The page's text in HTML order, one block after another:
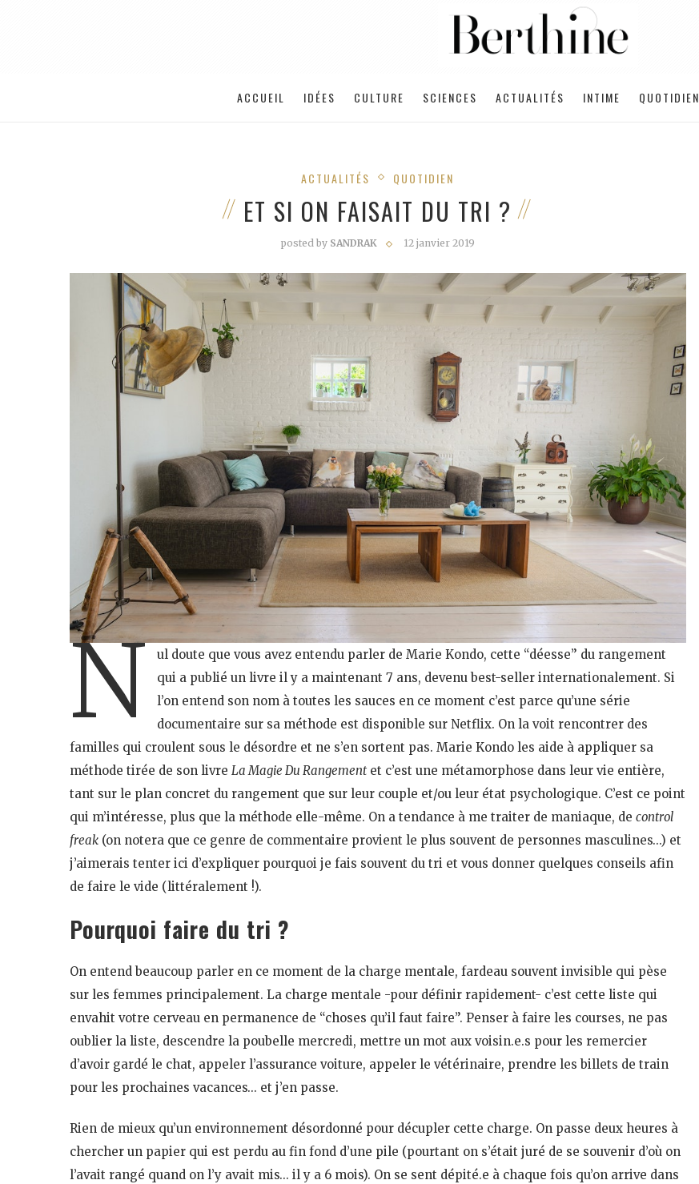
ACCUEIL IDÉES CULTURE SCIENCES ACTUALITÉS INTIME QUOTIDIEN
ACTUALITÉS QUOTIDIEN
ET SI ON FAISAIT DU TRI ?
posted by SANDRAK 12 janvier 2019
N
ul doute que vous avez entendu parler de Marie Kondo, cette “déesse” du rangement
qui a publié un livre il y a maintenant 7 ans, devenu best-seller internationalement. Si
l’on entend son nom à toutes les sauces en ce moment c’est parce qu’une série
documentaire sur sa méthode est disponible sur Netflix. On la voit rencontrer des
familles qui croulent sous le désordre et ne s’en sortent pas. Marie Kondo les aide à appliquer sa
méthode tirée de son livre La Magie Du Rangement et c’est une métamorphose dans leur vie entière,
tant sur le plan concret du rangement que sur leur couple et/ou leur état psychologique. C’est ce point
qui m’intéresse, plus que la méthode elle-même. On a tendance à me traiter de maniaque, de control
freak (on notera que ce genre de commentaire provient le plus souvent de personnes masculines…) et
j’aimerais tenter ici d’expliquer pourquoi je fais souvent du tri et vous donner quelques conseils afin
de faire le vide (littéralement !).
Pourquoi faire du tri ?
On entend beaucoup parler en ce moment de la charge mentale, fardeau souvent invisible qui pèse
sur les femmes principalement. La charge mentale -pour définir rapidement- c’est cette liste qui
envahit votre cerveau en permanence de “choses qu’il faut faire”. Penser à faire les courses, ne pas
oublier la liste, descendre la poubelle mercredi, mettre un mot aux voisin.e.s pour les remercier
d’avoir gardé le chat, appeler l’assurance voiture, appeler le vétérinaire, prendre les billets de train
pour les prochaines vacances… et j’en passe.
Rien de mieux qu’un environnement désordonné pour décupler cette charge. On passe deux heures à
chercher un papier qui est perdu au fin fond d’une pile (pourtant on s’était juré de se souvenir d’où on
l’avait rangé quand on l’y avait mis… il y a 6 mois). On se sent dépité.e à chaque fois qu’on arrive dans